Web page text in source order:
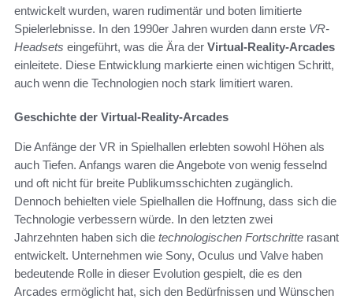
entwickelt wurden, waren rudimentär und boten limitierte
Spielerlebnisse. In den 1990er Jahren wurden dann erste VR-
Headsets eingeführt, was die Ära der Virtual-Reality-Arcades
einleitete. Diese Entwicklung markierte einen wichtigen Schritt,
auch wenn die Technologien noch stark limitiert waren.
Geschichte der Virtual-Reality-Arcades
Die Anfänge der VR in Spielhallen erlebten sowohl Höhen als
auch Tiefen. Anfangs waren die Angebote von wenig fesselnd
und oft nicht für breite Publikumsschichten zugänglich.
Dennoch behielten viele Spielhallen die Hoffnung, dass sich die
Technologie verbessern würde. In den letzten zwei
Jahrzehnten haben sich die technologischen Fortschritte rasant
entwickelt. Unternehmen wie Sony, Oculus und Valve haben
bedeutende Rolle in dieser Evolution gespielt, die es den
Arcades ermöglicht hat, sich den Bedürfnissen und Wünschen